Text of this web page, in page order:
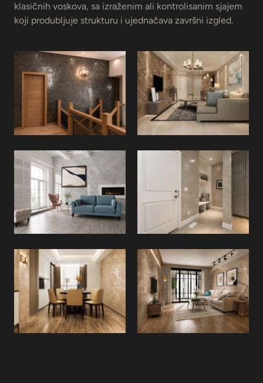
klasičnih voskova, sa izraženim ali kontrolisanim sjajem
koji produbljuje strukturu i ujednačava završni izgled.